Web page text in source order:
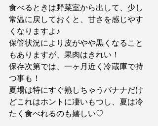
食べるときは野菜室から出して、少し
常温に戻しておくと、甘さを感じやす
くなりますよ♪
保管状況により皮がやや黒くなること
もありますが、果肉はきれい！
保存次第では、一ヶ月近く冷蔵庫で持
つ事も！
夏場は特にすぐ熟しちゃうバナナだけ
どこれはホントに凄いもつし、夏は冷
たく食べれるのも嬉しい♡